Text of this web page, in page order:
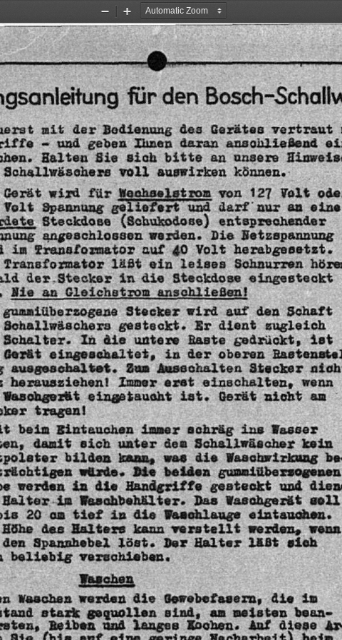
Zoom
Out
Zoom
In
®- -
für den Bosch-
mit der Bedienung des Gerätes vertraut
- und geben Tunen daran anschließend
Halten Sie sich bitte an unsere
Schallwäschers voll auswirken
können.
Gerät wird für Kerseetzen von 127 Volt
Volt Spannung geliefert und darf nur an
eine
Steckdose (Schukodose)
entsprechender
angeschlossen werden. Die
Netzspannung
im Zransformator auf 40 Volt
herabgesetzt.
Transformator 1ä8t ein leises Schnurren
der.Stecker in die Steckdose
eingesteckt
Nie an Gleichstrom
anschließen!
gummiüberzogens Stecker wird auf den
Schaft
Schallwäschers gesteckt. Er dient
zugleich
Schelter. In die untere Raste gedrückt,
ist
Gerät eingeschaltet, in der oberen
ausgeschaltet. Zum Ausschalten Stecker
herausziehen! Immer erst einschalten,
wenn
Waschgerät eingstaucht ist. Gerät nicht am
tragen!
beim Bintauchen immer schräg ins Wasser
damit sich unter dem Schallwäscher
kein
bilden kann, was die Waschwirkung
würde, Die beiden
gummiübersogenen
werden in die Handgriffe gesteckt und
Halter-im Waschbehälter. Das Waschgerät
soll
20 om tie? in dis Wanchlauge
eintauchen.
Höhe des Halters kann verstellt werden,
wenn
den Spanzhebel löst. Der Halter 14Bt
sich
beliebig verschieben.
Yaschen
Waschen werden die Gewebefasern, die
im
stark gequollen sind, am meisten
bean-
Reiben und langes Kochen. Auf diese
Sie (bis auf eine ger Nacharbeit) beim